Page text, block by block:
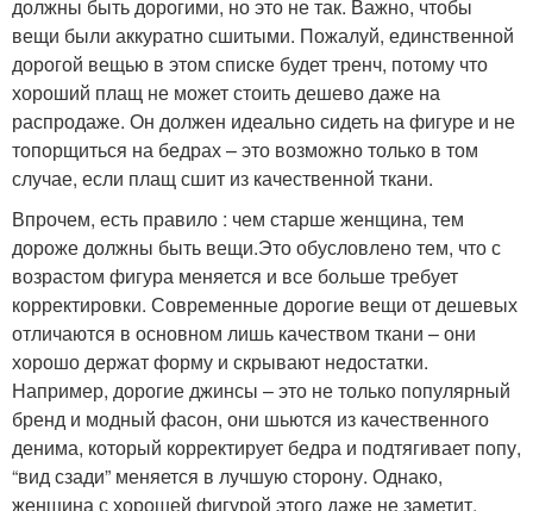
должны быть дорогими, но это не так. Важно, чтобы
вещи были аккуратно сшитыми. Пожалуй, единственной
дорогой вещью в этом списке будет тренч, потому что
хороший плащ не может стоить дешево даже на
распродаже. Он должен идеально сидеть на фигуре и не
топорщиться на бедрах – это возможно только в том
случае, если плащ сшит из качественной ткани.
Впрочем, есть правило : чем старше женщина, тем
дороже должны быть вещи.Это обусловлено тем, что с
возрастом фигура меняется и все больше требует
корректировки. Современные дорогие вещи от дешевых
отличаются в основном лишь качеством ткани – они
хорошо держат форму и скрывают недостатки.
Например, дорогие джинсы – это не только популярный
бренд и модный фасон, они шьются из качественного
денима, который корректирует бедра и подтягивает попу,
“вид сзади” меняется в лучшую сторону. Однако,
женщина с хорошей фигурой этого даже не заметит.